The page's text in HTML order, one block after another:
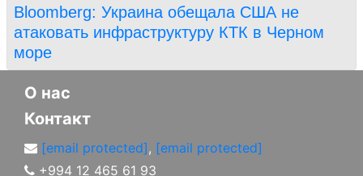
Bloomberg: Украина обещала США не
атаковать инфраструктуру КТК в Черном
море
О нас
Контакт
[email protected], [email protected]
+994 12 465 61 93